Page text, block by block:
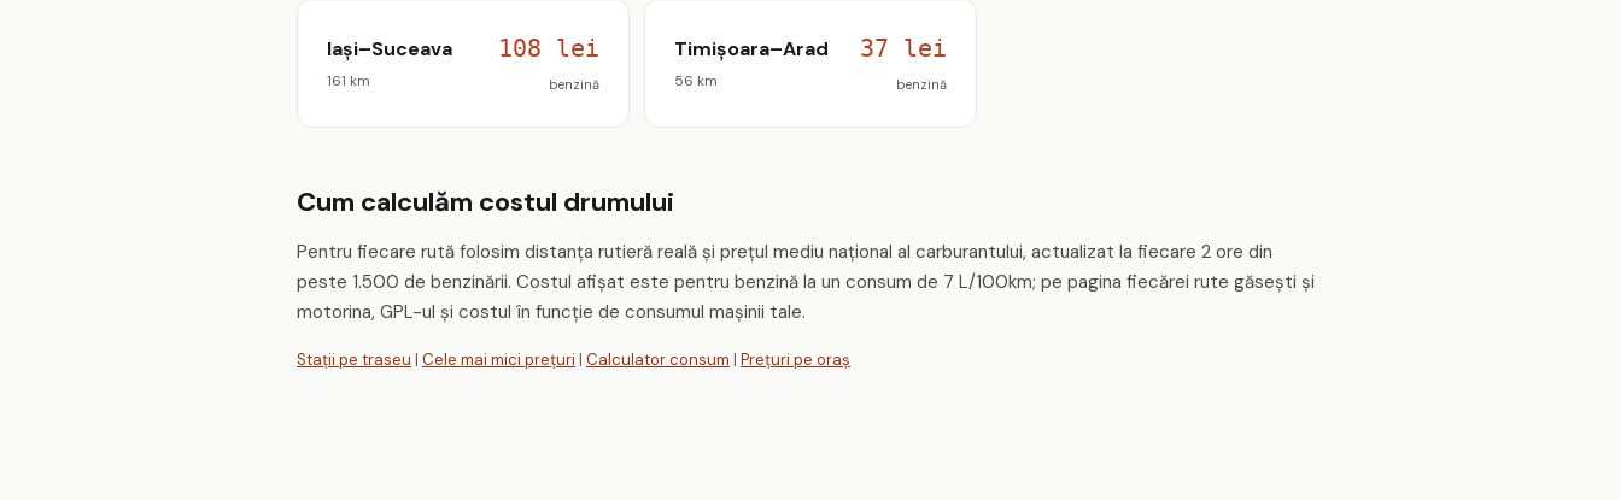
Iași–Suceava
161 km
108 lei
benzină
Timișoara–Arad
56 km
37 lei
benzină
Cum calculăm costul drumului
Pentru fiecare rută folosim distanța rutieră reală și prețul mediu național al carburantului, actualizat la fiecare 2 ore din
peste 1.500 de benzinării. Costul afișat este pentru benzină la un consum de 7 L/100km; pe pagina fiecărei rute găsești și
motorina, GPL-ul și costul în funcție de consumul mașinii tale.
Stații pe traseu | Cele mai mici prețuri | Calculator consum | Prețuri pe oraș